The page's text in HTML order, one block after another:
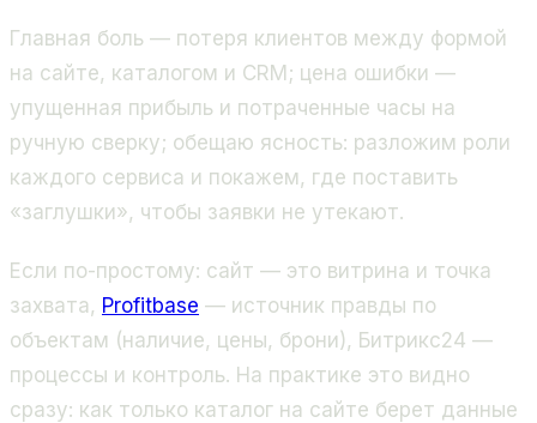
Главная боль — потеря клиентов между формой
на сайте, каталогом и CRM; цена ошибки —
упущенная прибыль и потраченные часы на
ручную сверку; обещаю ясность: разложим роли
каждого сервиса и покажем, где поставить
«заглушки», чтобы заявки не утекают.
Если по-простому: сайт — это витрина и точка
захвата, Profitbase — источник правды по
объектам (наличие, цены, брони), Битрикс24 —
процессы и контроль. На практике это видно
сразу: как только каталог на сайте берет данные